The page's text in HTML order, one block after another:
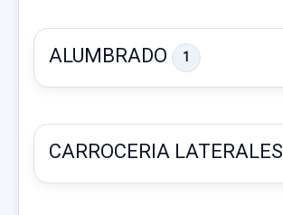
ALUMBRADO 1
CARROCERIA LATERALES